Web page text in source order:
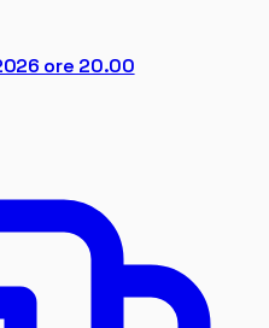
ore 20.00